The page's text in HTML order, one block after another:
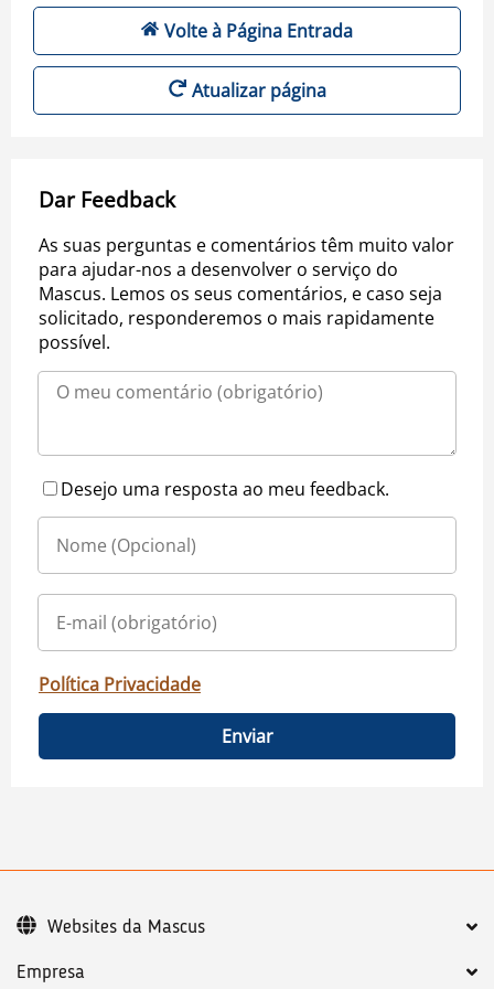
Volte à Página Entrada
Atualizar página
Dar Feedback
As suas perguntas e comentários têm muito valor
para ajudar-nos a desenvolver o serviço do
Mascus. Lemos os seus comentários, e caso seja
solicitado, responderemos o mais rapidamente
possível.
Desejo uma resposta ao meu feedback.
Política Privacidade
Enviar
Empresa
Websites da Mascus